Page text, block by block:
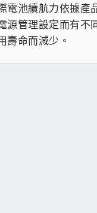
電池續航力依據產
源管理設定而有不
壽命而減少。